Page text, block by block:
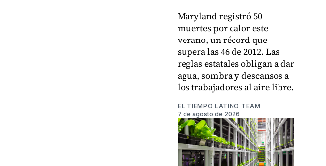
Maryland registró 50
muertes por calor este
verano, un récord que
supera las 46 de 2012. Las
reglas estatales obligan a dar
agua, sombra y descansos a
los trabajadores al aire libre.
EL TIEMPO LATINO TEAM
7 de agosto de 2026